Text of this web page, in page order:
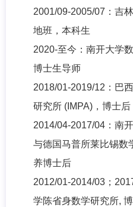
2001/09-2005/07：吉
地班，本科生
2020-至今：南开大学
博士生导师
2018/01-2019/12：巴
研究所 (IMPA)，博士后
2014/04-2017/04：南
与德国马普所莱比锡数
养博士后
2012/01-2014/03；
学陈省身数学研究所,